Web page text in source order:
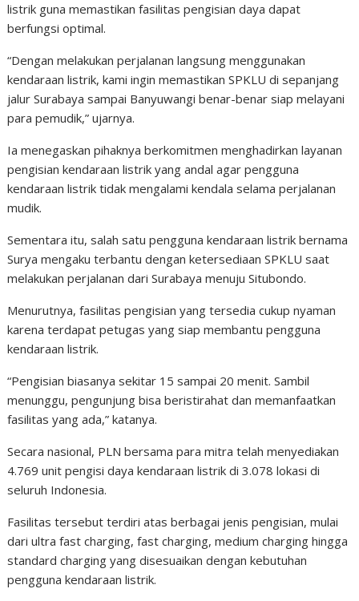
listrik guna memastikan fasilitas pengisian daya dapat
berfungsi optimal.
“Dengan melakukan perjalanan langsung menggunakan
kendaraan listrik, kami ingin memastikan SPKLU di sepanjang
jalur Surabaya sampai Banyuwangi benar-benar siap melayani
para pemudik,” ujarnya.
Ia menegaskan pihaknya berkomitmen menghadirkan layanan
pengisian kendaraan listrik yang andal agar pengguna
kendaraan listrik tidak mengalami kendala selama perjalanan
mudik.
Sementara itu, salah satu pengguna kendaraan listrik bernama
Surya mengaku terbantu dengan ketersediaan SPKLU saat
melakukan perjalanan dari Surabaya menuju Situbondo.
Menurutnya, fasilitas pengisian yang tersedia cukup nyaman
karena terdapat petugas yang siap membantu pengguna
kendaraan listrik.
“Pengisian biasanya sekitar 15 sampai 20 menit. Sambil
menunggu, pengunjung bisa beristirahat dan memanfaatkan
fasilitas yang ada,” katanya.
Secara nasional, PLN bersama para mitra telah menyediakan
4.769 unit pengisi daya kendaraan listrik di 3.078 lokasi di
seluruh Indonesia.
Fasilitas tersebut terdiri atas berbagai jenis pengisian, mulai
dari ultra fast charging, fast charging, medium charging hingga
standard charging yang disesuaikan dengan kebutuhan
pengguna kendaraan listrik.